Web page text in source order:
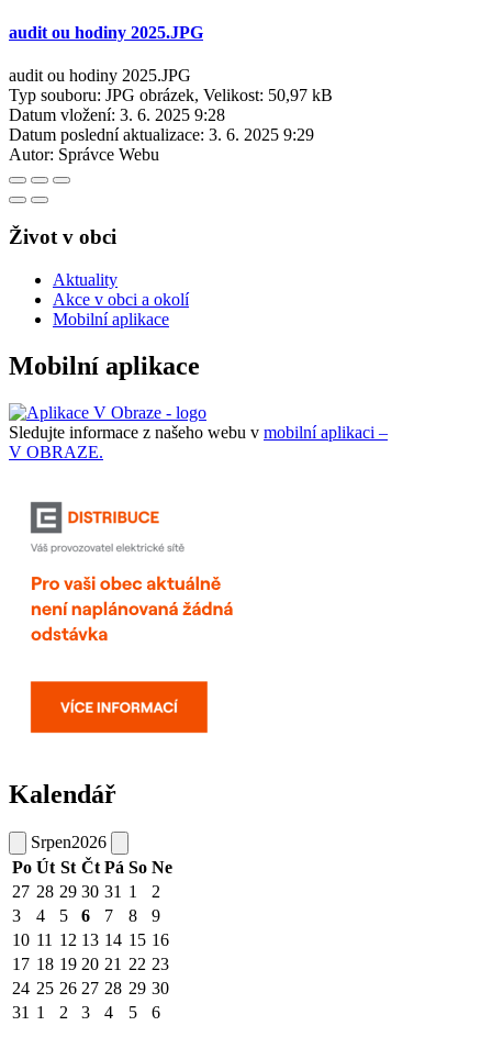
audit ou hodiny 2025.JPG
audit ou hodiny 2025.JPG
Typ souboru: JPG obrázek, Velikost: 50,97 kB
Datum vložení: 3. 6. 2025 9:28
Datum poslední aktualizace: 3. 6. 2025 9:29
Autor: Správce Webu
Život v obci
Aktuality
Akce v obci a okolí
Mobilní aplikace
Mobilní aplikace
Sledujte informace z našeho webu v mobilní aplikaci –
V OBRAZE.
Kalendář
Srpen2026
Po Út St Čt Pá So Ne
27 28 29 30 31 1
2
3
4 5 6 7 8
9
10 11 12 13 14 15 16
17 18 19 20 21 22 23
24 25 26 27 28 29 30
31 1 2 3 4 5 6